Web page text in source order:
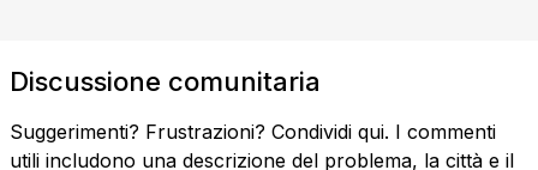
Discussione comunitaria
Suggerimenti? Frustrazioni? Condividi qui. I commenti
utili includono una descrizione del problema, la città e il